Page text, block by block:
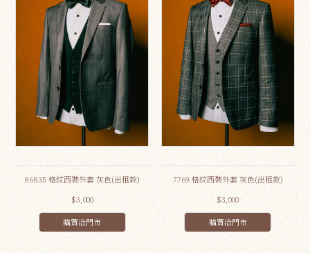
86835 格紋西裝外套 灰色(出租款)
$3,000
購買洽門市
7769 格紋西裝外套 灰色(出租款)
$3,000
購買洽門市